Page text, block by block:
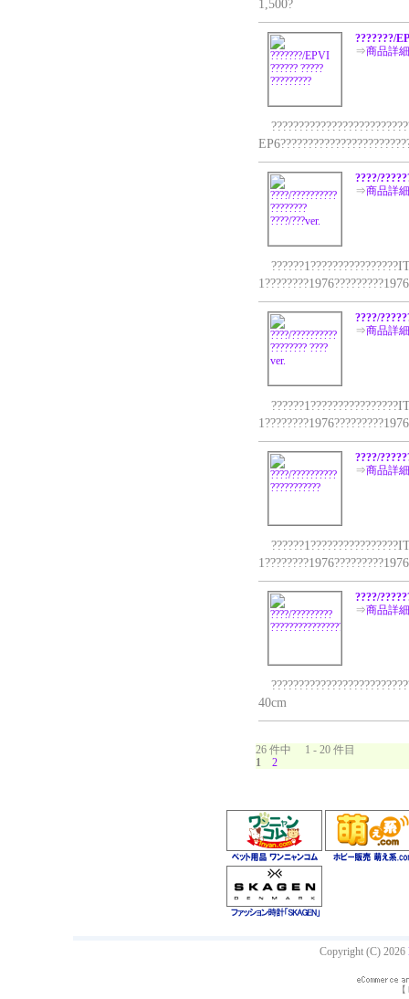
1,500?
???????/
⇒商品詳細
????/
⇒商品詳細
????/
⇒商品詳細
????/
⇒商品詳細
????/
⇒商品詳細
40cm
26 件中 1 - 20 件目
1
2
Copyright (C) 2026